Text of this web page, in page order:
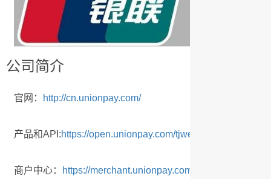
公司简介
官网： http://cn.unionpay.com/
产品和API:https://open.unionpay.com/tjweb/index
商户中心： https://merchant.unionpay.com/join/